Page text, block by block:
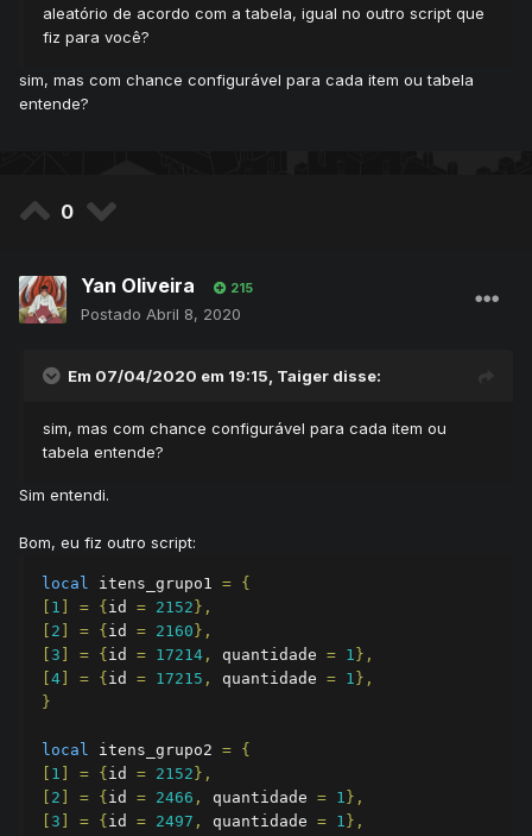
aleatório de acordo com a tabela, igual no outro script que
fiz para você?
sim, mas com chance configurável para cada item ou tabela
entende?
0
Yan Oliveira 215
Postado Abril 8, 2020
Em 07/04/2020 em 19:15, Taiger disse:
sim, mas com chance configurável para cada item ou
tabela entende?
Sim entendi.
Bom, eu fiz outro script:
local itens_grupo1 = {
1 = { id = 2152 },
2 = { id = 2160 },
3 = { id = 17214 , quantidade = 1 },
4 = { id = 17215 , quantidade = 1 },
}
local itens_grupo2 = {
1 = { id = 2152 },
2 = { id = 2466 , quantidade = 1 },
3 = { id = 2497 , quantidade = 1 },